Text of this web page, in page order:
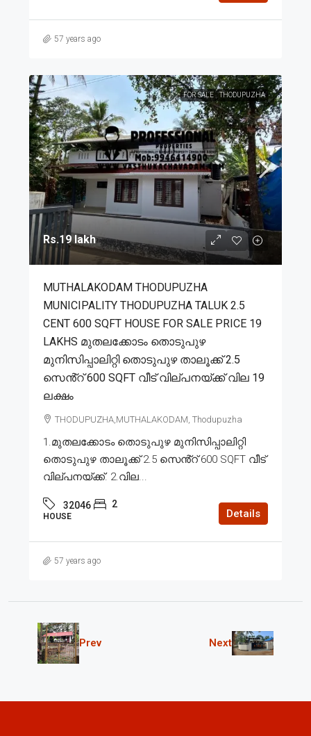
57 years ago
FOR SALE THODUPUZHA
Rs.19 lakh
MUTHALAKODAM THODUPUZHA
MUNICIPALITY THODUPUZHA TALUK 2.5
CENT 600 SQFT HOUSE FOR SALE PRICE 19
LAKHS മുതലക്കോടം തൊടുപുഴ
മുനിസിപ്പാലിറ്റി തൊടുപുഴ താലൂക്ക് 2.5
സെൻ്റ് 600 SQFT വീട് വില്പനയ്ക്ക് വില 19
ലക്ഷം
THODUPUZHA,MUTHALAKODAM, Thodupuzha
1.മുതലക്കോടം തൊടുപുഴ മുനിസിപ്പാലിറ്റി
തൊടുപുഴ താലൂക്ക് 2.5 സെൻ്റ് 600 SQFT വീട്
വില്പനയ്ക്ക്. 2.വില...
32046 2
HOUSE Details
57 years ago
Prev Next